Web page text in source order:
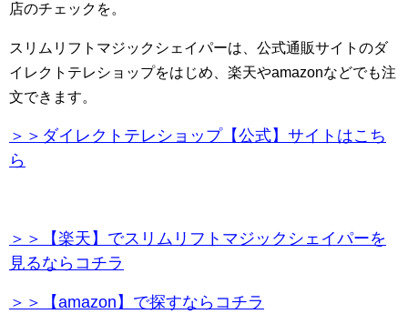
店のチェックを。
スリムリフトマジックシェイパーは、公式通販サイトのダ
イレクトテレショップをはじめ、楽天やamazonなどでも注
文できます。
＞＞ダイレクトテレショップ【公式】サイトはこち
ら
＞＞【楽天】でスリムリフトマジックシェイパーを
見るならコチラ
＞＞【amazon】で探すならコチラ